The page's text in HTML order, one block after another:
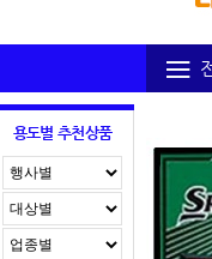
용도별 추천상품